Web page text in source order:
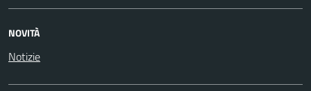
NOVITÀ
Notizie